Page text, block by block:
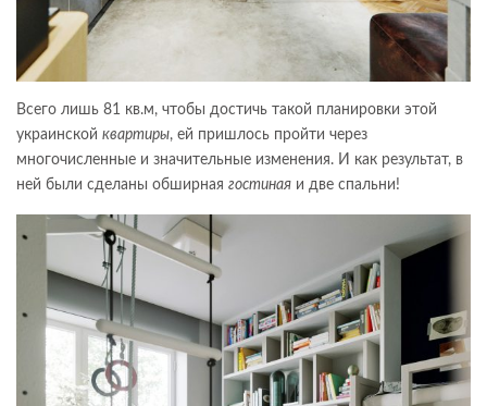
Всего лишь 81 кв.м, чтобы достичь такой планировки этой
украинской квартиры, ей пришлось пройти через
многочисленные и значительные изменения. И как результат, в
ней были сделаны обширная гостиная и две спальни!